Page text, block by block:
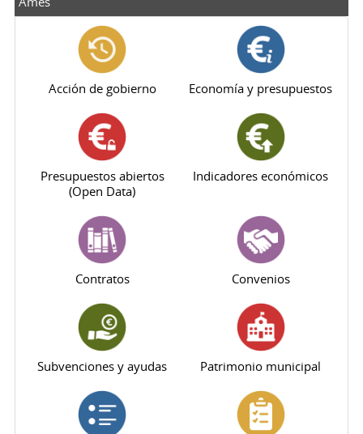
Acción de gobierno Economía y presupuestos
Presupuestos abiertos
(Open Data)
Indicadores económicos
Contratos Convenios
Subvenciones y ayudas Patrimonio municipal